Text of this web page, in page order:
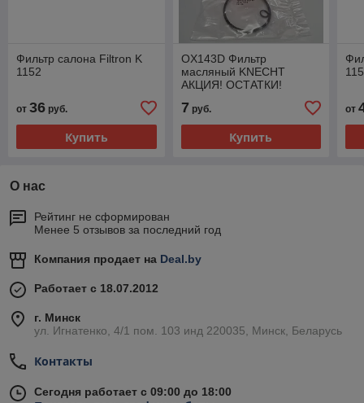
Фильтр салона Filtron K
1152
от 36 руб.
Купить
OX143D Фильтр
масляный KNECHT
АКЦИЯ! ОСТАТКИ!
7 руб.
Купить
от
О нас
Рейтинг не сформирован
Менее 5 отзывов за последний год
Компания продает на Deal.by
Работает с 18.07.2012
г. Минск
ул. Игнатенко, 4/1 пом. 103 инд 220035, Минск, Беларусь
Контакты
Сегодня работает с 09:00 до 18:00